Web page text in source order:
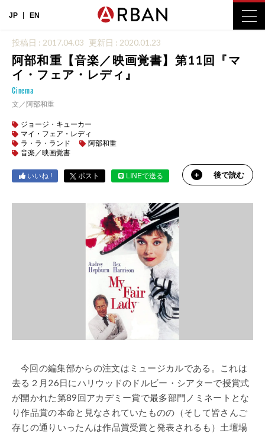
JP EN
投稿日 : 2017.04.03 更新日 : 2020.01.23
阿部和重【音楽／映画覚書】第11回『マ
イ・フェア・レディ』
Cinema
文／阿部和重
ジョージ・キューカー
マイ・フェア・レディ
ラ・ラ・ランド
阿部和重
音楽／映画覚書
いいね ! ポスト LINEで送る 後で読む
今回の編集部からの注文はミュージカルである。これは
去る２月26日にハリウッドのドルビー・シアターで授賞式
が開かれた第89回アカデミー賞で最多部門ノミネートとな
り作品賞の本命と見なされていたものの（そして皆さんご
存じの通りいったんは作品賞受賞と発表されるも）土壇場